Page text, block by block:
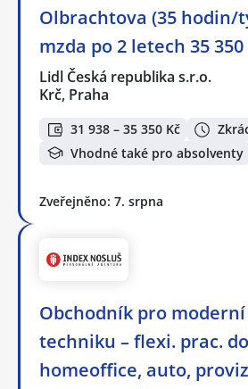
Olbrachtova (35 hodin/
mzda po 2 letech 35 350
Lidl Česká republika s.r.o.
Krč, Praha
31 938 – 35 350 Kč
Vhodné také pro absolventy
Zveřejněno: 7. srpna
Obchodník pro moderní
techniku – flexi. prac.
homeoffice, auto,